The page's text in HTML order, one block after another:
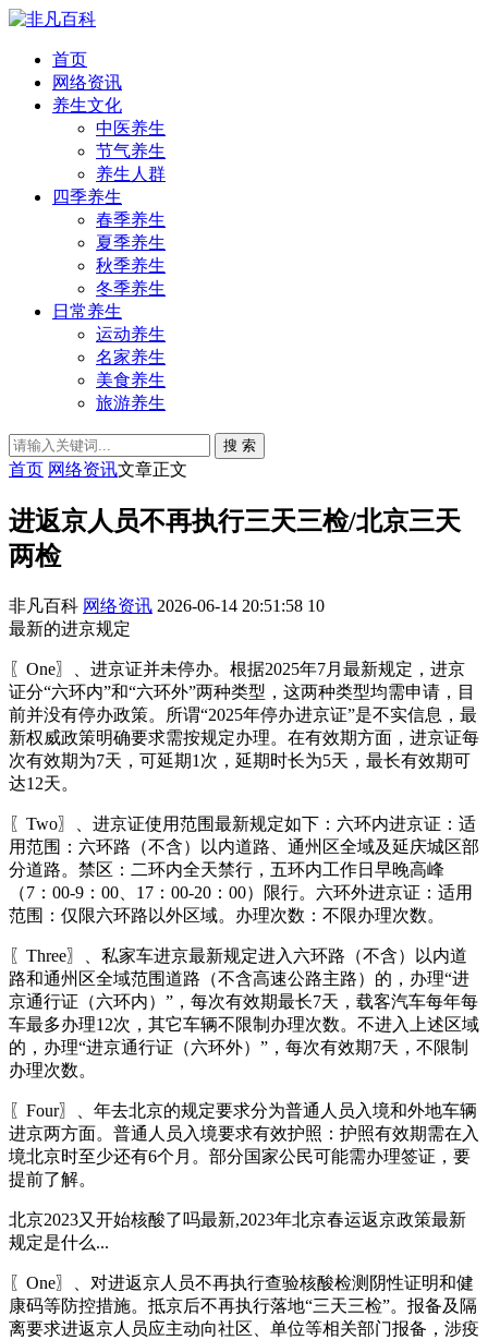
首页
网络资讯
养生文化
中医养生
节气养生
养生人群
四季养生
春季养生
夏季养生
秋季养生
冬季养生
日常养生
运动养生
名家养生
美食养生
旅游养生
搜 索
首页 网络资讯文章正文
进返京人员不再执行三天三检/北京三天
两检
非凡百科 网络资讯 2026-06-14 20:51:58 10
最新的进京规定
〖One〗、进京证并未停办。根据2025年7月最新规定，进京
证分“六环内”和“六环外”两种类型，这两种类型均需申请，目
前并没有停办政策。所谓“2025年停办进京证”是不实信息，最
新权威政策明确要求需按规定办理。在有效期方面，进京证每
次有效期为7天，可延期1次，延期时长为5天，最长有效期可
达12天。
〖Two〗、进京证使用范围最新规定如下：六环内进京证：适
用范围：六环路（不含）以内道路、通州区全域及延庆城区部
分道路。禁区：二环内全天禁行，五环内工作日早晚高峰
（7：00-9：00、17：00-20：00）限行。六环外进京证：适用
范围：仅限六环路以外区域。办理次数：不限办理次数。
〖Three〗、私家车进京最新规定进入六环路（不含）以内道
路和通州区全域范围道路（不含高速公路主路）的，办理“进
京通行证（六环内）”，每次有效期最长7天，载客汽车每年每
车最多办理12次，其它车辆不限制办理次数。不进入上述区域
的，办理“进京通行证（六环外）”，每次有效期7天，不限制
办理次数。
〖Four〗、年去北京的规定要求分为普通人员入境和外地车辆
进京两方面。普通人员入境要求有效护照：护照有效期需在入
境北京时至少还有6个月。部分国家公民可能需办理签证，要
提前了解。
北京2023又开始核酸了吗最新,2023年北京春运返京政策最新
规定是什么...
〖One〗、对进返京人员不再执行查验核酸检测阴性证明和健
康码等防控措施。抵京后不再执行落地“三天三检”。报备及隔
离要求进返京人员应主动向社区、单位等相关部门报备，涉疫